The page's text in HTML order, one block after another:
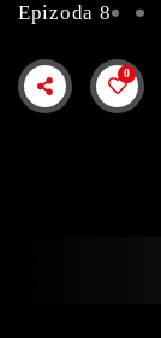
Epizoda 8
0